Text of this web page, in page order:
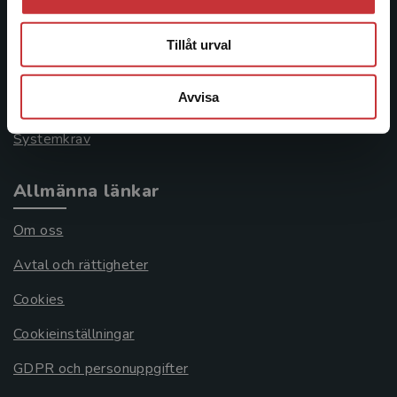
Tillåt urval
Avvisa
Frågor och svar
Systemkrav
Allmänna länkar
Om oss
Avtal och rättigheter
Cookies
Cookieinställningar
GDPR och personuppgifter